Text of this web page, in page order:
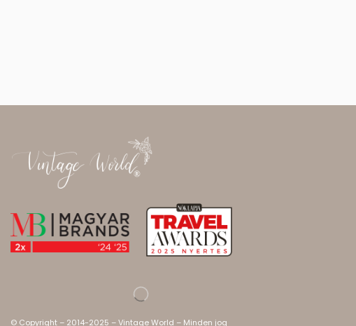
© Copyright – 2014-2025 – Vintage World – Minden jog